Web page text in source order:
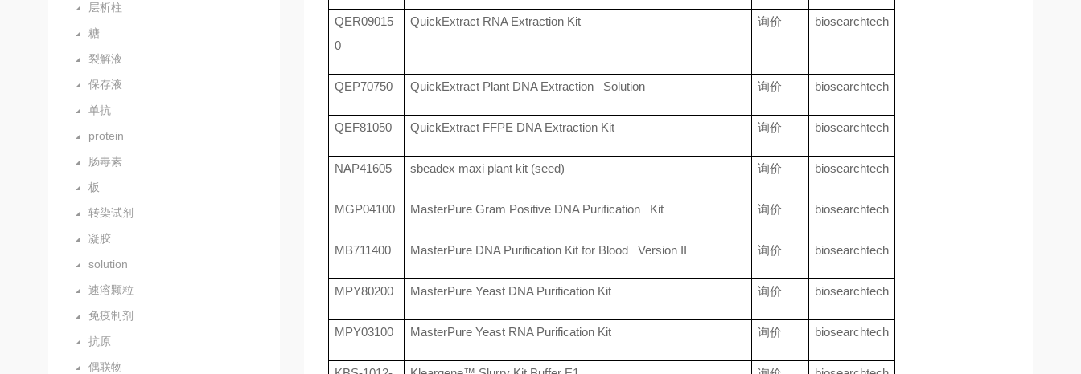
层析柱
糖
裂解液
保存液
单抗
protein
肠毒素
板
转染试剂
凝胶
solution
速溶颗粒
免疫制剂
抗原
偶联物
QER09015
0
QuickExtract RNA Extraction Kit 询价 biosearchtech
QEP70750 QuickExtract Plant DNA Extraction Solution 询价 biosearchtech
QEF81050 QuickExtract FFPE DNA Extraction Kit 询价 biosearchtech
NAP41605 sbeadex maxi plant kit (seed) 询价 biosearchtech
MGP04100 MasterPure Gram Positive DNA Purification Kit 询价 biosearchtech
MB711400 MasterPure DNA Purification Kit for Blood Version II 询价 biosearchtech
MPY80200 MasterPure Yeast DNA Purification Kit 询价 biosearchtech
MPY03100 MasterPure Yeast RNA Purification Kit 询价 biosearchtech